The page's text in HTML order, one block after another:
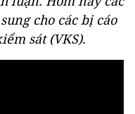
cho các bị cáo
sát (VKS).